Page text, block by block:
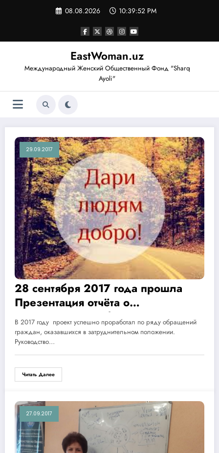
08.08.2026 10:39:54 PM
EastWoman.uz
Международный Женский Общественный Фонд "Sharq
Ayoli"
29.09.2017
28 сентября 2017 года прошла
Презентация отчёта о
проделанных работ социального
проекта «Мехр» -«Милость»
В 2017 году проект успешно проработал по ряду обращений
граждан, оказавшихся в затруднительном положении.
Руководство…
Читать Далее
27.09.2017